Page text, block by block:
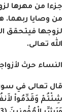
جزءا من مهرها
من وصايا ربهما.
لزوجها فيتحقق
الله تعالى.
النساء حرث
قال تعالى في
شِئْتُمْ وَقَدِّمُواْ